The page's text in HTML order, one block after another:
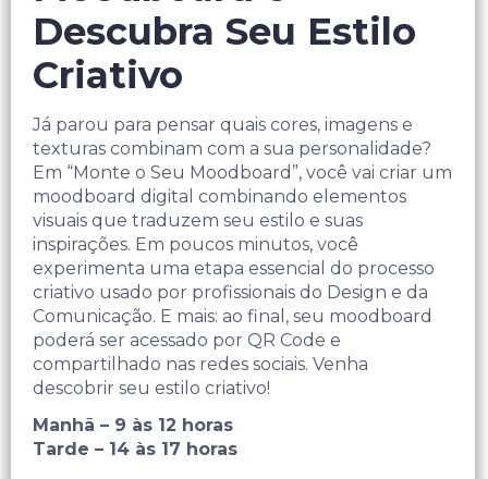
Descubra Seu Estilo
Criativo
Já parou para pensar quais cores, imagens e
texturas combinam com a sua personalidade?
Em “Monte o Seu Moodboard”, você vai criar um
moodboard digital combinando elementos
visuais que traduzem seu estilo e suas
inspirações. Em poucos minutos, você
experimenta uma etapa essencial do processo
criativo usado por profissionais do Design e da
Comunicação. E mais: ao final, seu moodboard
poderá ser acessado por QR Code e
compartilhado nas redes sociais. Venha
descobrir seu estilo criativo!
Manhã – 9 às 12 horas
Tarde – 14 às 17 horas